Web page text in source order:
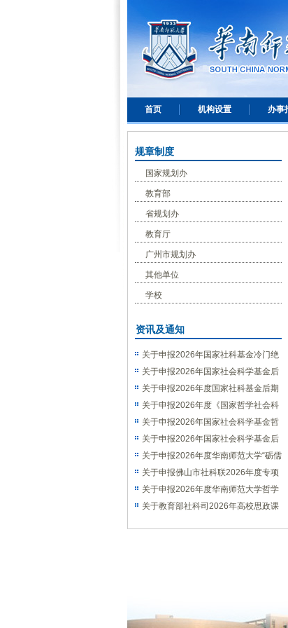
首页 机构设置 办事
规章制度
国家规划办
教育部
省规划办
教育厅
广州市规划办
其他单位
学校
资讯及通知
关于申报2026年国家社科基金冷门绝
学研究专项的通知
关于申报2026年国家社会科学基金后
期资助（教育学）项目的通知
关于申报2026年度国家社科基金后期
资助（艺术学）项目的通知
关于申报2026年度《国家哲学社会科
学成果文库》的通知
关于申报2026年国家社会科学基金哲
学社会科学学术通俗读物项目的通知
关于申报2026年国家社会科学基金后
期资助暨优秀博士学位论文出版、优秀
学术著作再版项目的通知
关于申报2026年度华南师范大学“砺儒
新社科”交叉学科论坛选题的通知
关于申报佛山市社科联2026年度专项
课题的通知
关于申报2026年度华南师范大学哲学
社会科学优秀学术著作出版资助项目的
关于教育部社科司2026年高校思政课